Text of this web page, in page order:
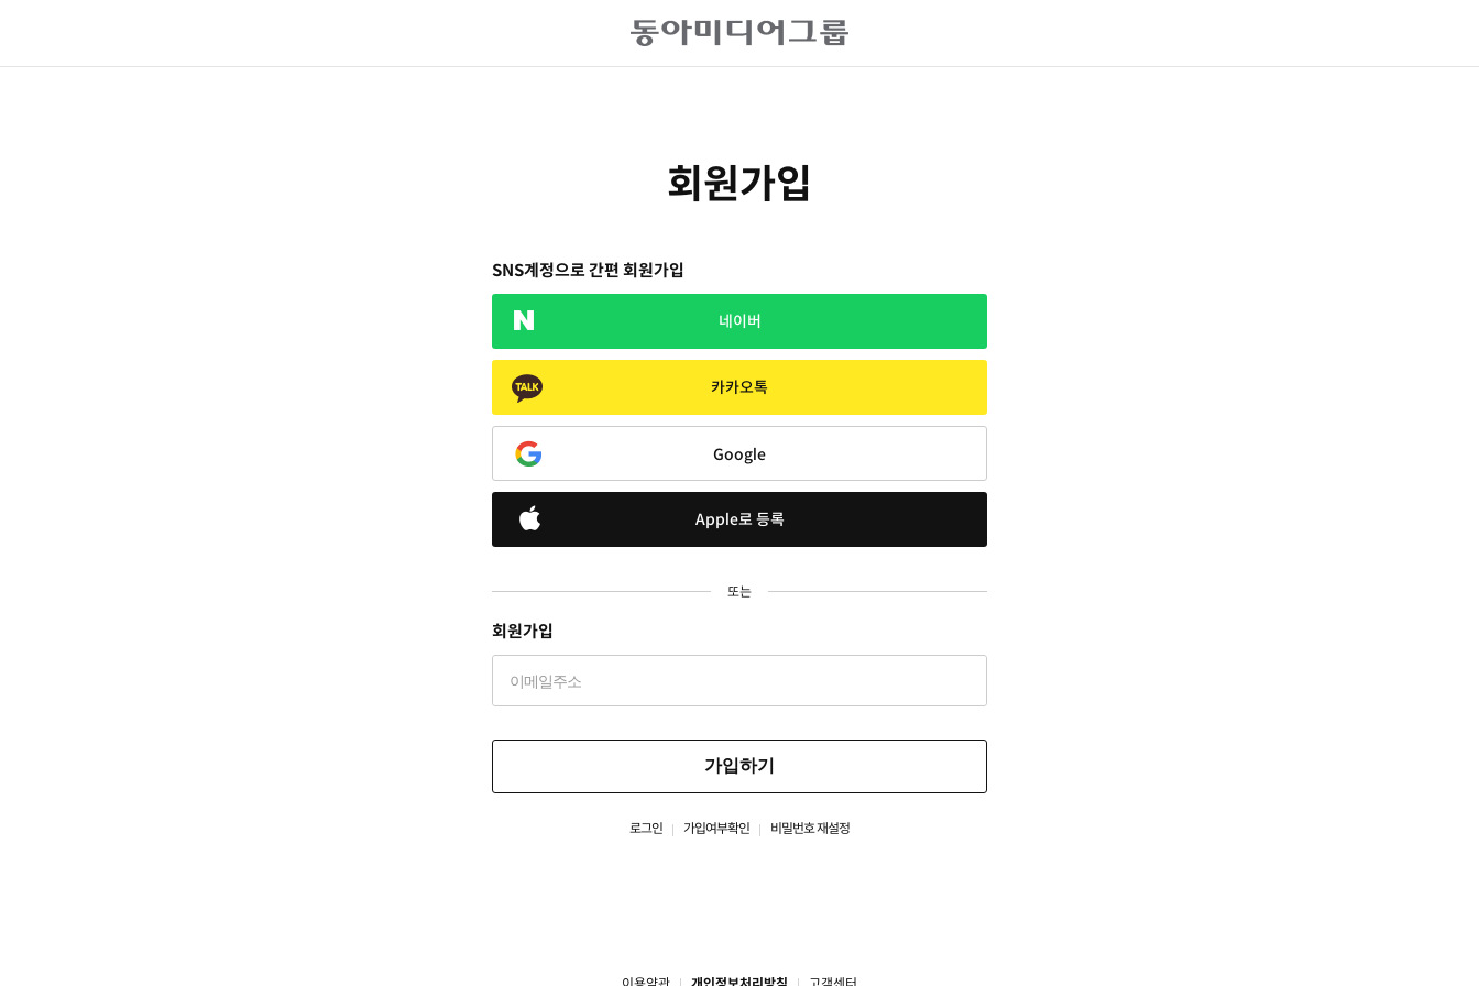
회원가입
SNS계정으로 간편 회원가입
네이버
카카오톡
Google
Apple로 등록
또는
회원가입
가입하기
로그인 가입여부확인 비밀번호 재설정